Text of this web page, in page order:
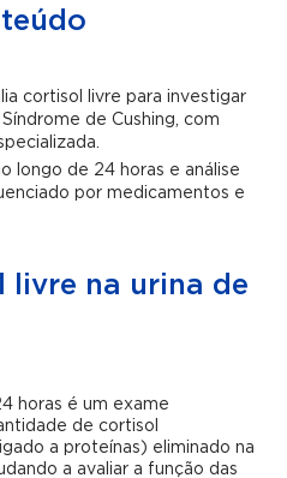
cortisol livre para investigar
de Cushing, com
longo de 24 horas e análise
por medicamentos e
livre na urina de
horas é um exame
de cortisol
a proteínas) eliminado na
a avaliar a função das